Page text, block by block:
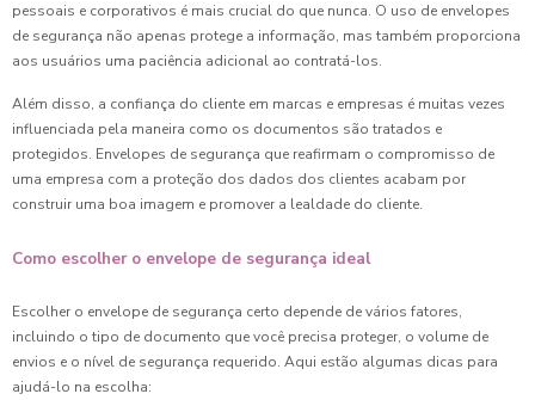
pessoais e corporativos é mais crucial do que nunca. O uso de envelopes
de segurança não apenas protege a informação, mas também proporciona
aos usuários uma paciência adicional ao contratá-los.
Além disso, a confiança do cliente em marcas e empresas é muitas vezes
influenciada pela maneira como os documentos são tratados e
protegidos. Envelopes de segurança que reafirmam o compromisso de
uma empresa com a proteção dos dados dos clientes acabam por
construir uma boa imagem e promover a lealdade do cliente.
Como escolher o envelope de segurança ideal
Escolher o envelope de segurança certo depende de vários fatores,
incluindo o tipo de documento que você precisa proteger, o volume de
envios e o nível de segurança requerido. Aqui estão algumas dicas para
ajudá-lo na escolha: